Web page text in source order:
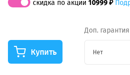
скидка по акции 10999 ₽
Купить
Доп.
Нет